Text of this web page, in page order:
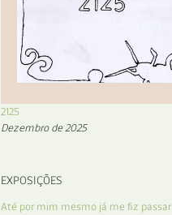
2125
Dezembro de 2025
EXPOSIÇÕES
Até por mim mesmo já me fiz passar